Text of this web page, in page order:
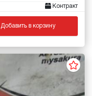
Контракт
Добавить в корзину